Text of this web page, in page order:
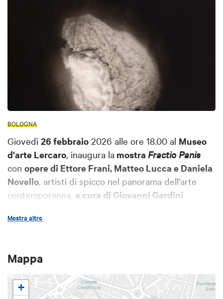
BOLOGNA
Giovedì 26 febbraio 2026 alle ore 18.00 al Museo
d'arte Lercaro, inaugura la mostra Fractio Panis
con opere di Ettore Frani, Matteo Lucca e Daniela
Novello, artisti di spicco nel panorama dell’arte
contemporanea, a cura di Giovanni Gardini.
come elemento centrale della vita dell’uomo, nella
dell’esistenza: racconta il lavoro e la condivisione, il
perdono e la memoria; richiama la terra e la
bellezza dei campi, l’acqua e il calore del fuoco. In
Mostra altro
Mappa
+